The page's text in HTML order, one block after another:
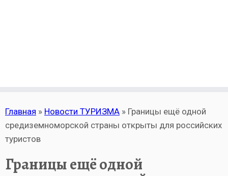
Главная » Новости ТУРИЗМА » Границы ещё одной
средиземноморской страны открыты для российских
туристов
Границы ещё одной